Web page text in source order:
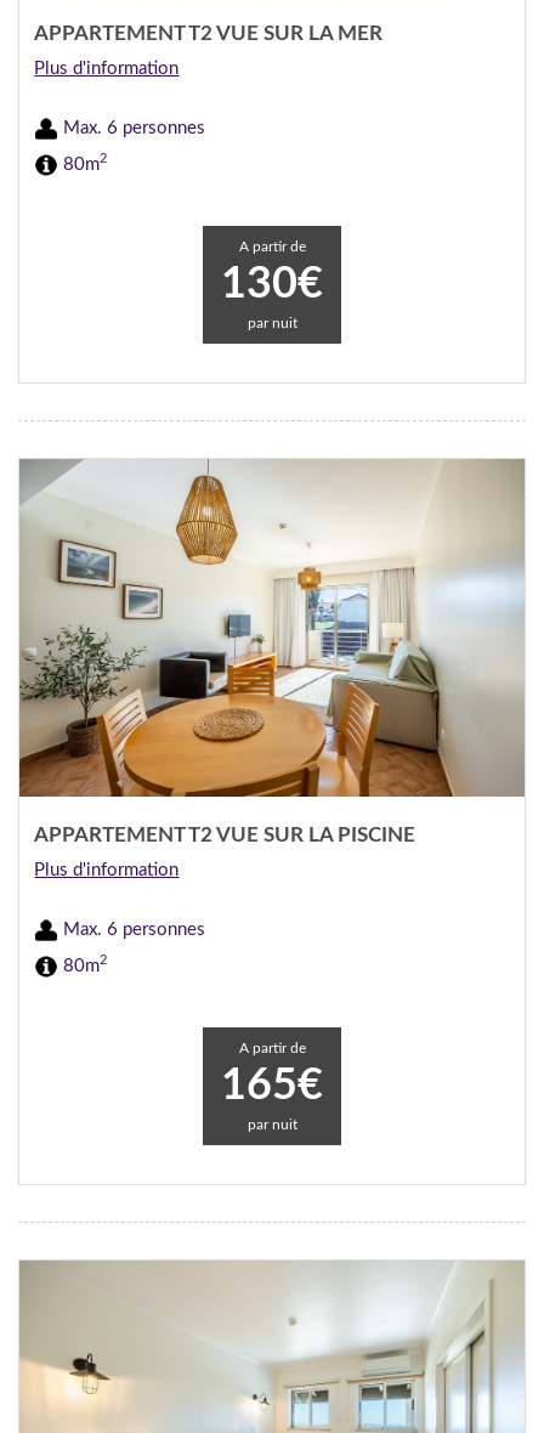
APPARTEMENT T2 VUE SUR LA MER
Plus d'information
Max. 6 personnes
80m2
A partir de
130€
par nuit
APPARTEMENT T2 VUE SUR LA PISCINE
Plus d'information
Max. 6 personnes
80m2
A partir de
165€
par nuit